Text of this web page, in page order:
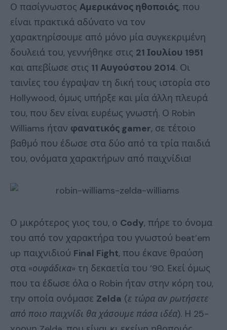
Ο πασίγνωστος Αμερικάνος ηθοποιός, που
είναι πρακτικά αδύνατο να τον
χαρακτηρίσουμε από μόνο μία συγκεκριμένη
δουλειά του, γεννήθηκε στις 21 Ιουλίου 1951
και απεβίωσε στις 11 Αυγούστου 2014. Οι
ταινίες του έγραψαν τη δική τους ιστορία στο
Hollywood, όμως υπήρξε και μία άλλη πλευρά
του, που δεν είναι ευρέως γνωστή. Ο Robin
Williams ήταν φανατικός gamer, σε τέτοιο
βαθμό που έδωσε στα δύο από τα τρία παιδιά
του, ονόματα χαρακτήρων από παιχνίδια!
Ο μικρότερος γιος του, ο Cody, πήρε το όνομα
του από τον χαρακτήρα του γνωστού beat’em
up παιχνιδιού Final Fight, που έκανε θραύση
στα «ουφάδικα» τη δεκαετία του ’90. Εκεί όμως
που τα έδωσε όλα ο Robin ήταν στην κόρη του,
την οποία ονόμασε Zelda (ε τώρα αν ρωτήσετε
από ποιο παιχνίδι θα χάσουμε πάσα ιδέα). Η 25-